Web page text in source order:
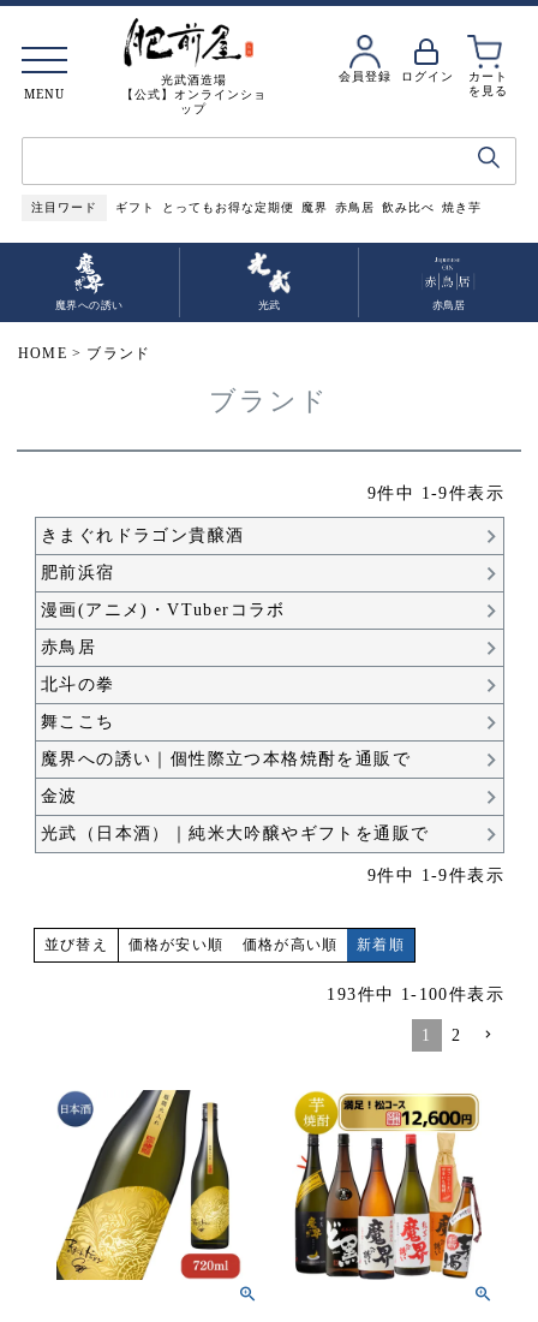
光武酒造場
【公式】オンラインショ
ップ
会員登録 ログイン
カート
を見る
注目ワード ギフト とってもお得な定期便 魔界 赤鳥居 飲み比べ 焼き芋
MENU
魔界への誘い 光武 赤鳥居
HOME ブランド
ブランド
9件中 1 -9件表示
きまぐれドラゴン貴醸酒
肥前浜宿
漫画(アニメ)・VTuberコラボ
赤鳥居
北斗の拳
舞ここち
魔界への誘い｜個性際立つ本格焼酎を通販で
金波
光武（日本酒）｜純米大吟醸やギフトを通販で
9件中 1 -9件表示
並び替え 価格が安い順 価格が高い順 新着順
193件中 1- 100件表示
1 2